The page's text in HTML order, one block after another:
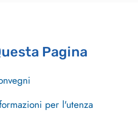
Pagina
per l'utenza